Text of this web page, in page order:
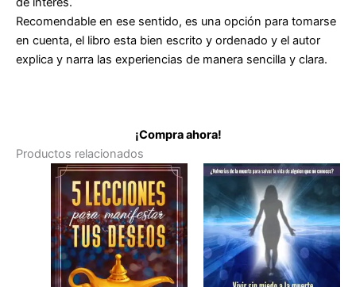
Recomendable en ese sentido, es una opción para tomarse
en cuenta, el libro esta bien escrito y ordenado y el autor
explica y narra las experiencias de manera sencilla y clara.
¡Compra ahora!
Productos relacionados